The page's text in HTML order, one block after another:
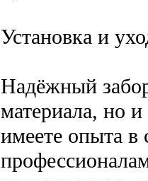
Установка и
Надёжный
материала, но
имеете опыта в